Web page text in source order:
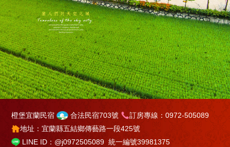
橙堡宜蘭民宿 合法民宿703號
訂房專線：0972-505089
地址：宜蘭縣五結鄉傳藝路一段425號
LINE ID：@j0972505089 統一編號39981375